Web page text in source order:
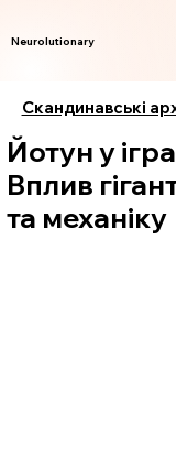
Neurolutionary
Скандинавські
Йотун у
Вплив
та механіку